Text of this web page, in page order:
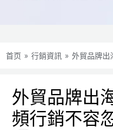
首页 » 行銷資訊 » 外貿品牌出
外貿品牌出
頻行銷不容